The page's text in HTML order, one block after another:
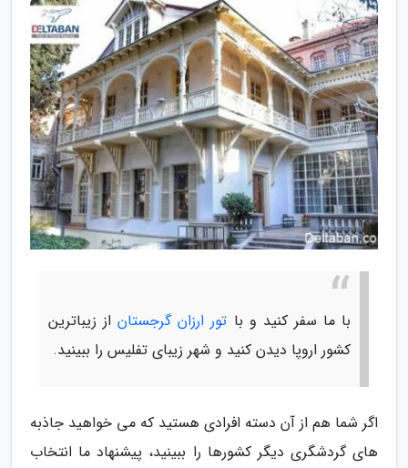
با ما سفر کنید و با تور ارزان گرجستاناز زیباترین
کشور اروپا دیدن کنید و شهر زیبای تفلیس را ببینید.
اگر شما هم از آن دسته افرادی هستید که می خواهید جاذبه
های گردشگری دیگر کشورها را ببینید، پیشنهاد ما انتخاب